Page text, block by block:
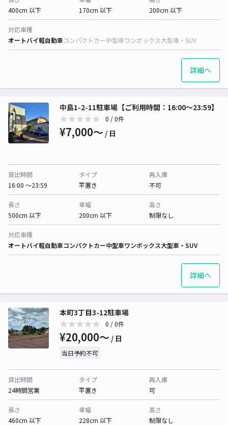
400cm 以下
170cm 以下
200cm 以下
対応車種
オートバイ軽自動車コンパクトカー中型車ワンボックス大型車・SUV
詳細へ
中島1-2-11駐車場【ご利用時間：16:00～23:59】
0 / 0件
¥7,000〜 / 日
貸出時間
16:00 〜23:59
タイプ
平置き
再入庫
不可
長さ
500cm 以下
車幅
200cm 以下
高さ
制限なし
対応車種
オートバイ軽自動車コンパクトカー中型車ワンボックス大型車・SUV
詳細へ
本町3丁目3-12駐車場
0 / 0件
¥20,000〜 / 日
当日予約不可
貸出時間
24時間営業
タイプ
平置き
再入庫
可
長さ
460cm 以下
車幅
228cm 以下
高さ
制限なし